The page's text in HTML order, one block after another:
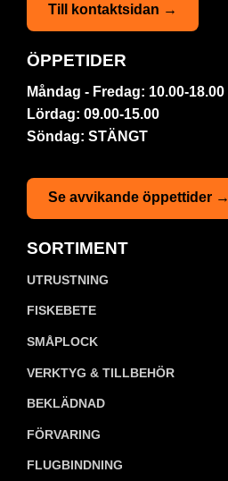
Till kontaktsidan →
ÖPPETIDER
Måndag - Fredag: 10.00-18.00
Lördag: 09.00-15.00
Söndag: STÄNGT
Se avvikande öppettider →
SORTIMENT
UTRUSTNING
FISKEBETE
SMÅPLOCK
VERKTYG & TILLBEHÖR
BEKLÄDNAD
FÖRVARING
FLUGBINDNING